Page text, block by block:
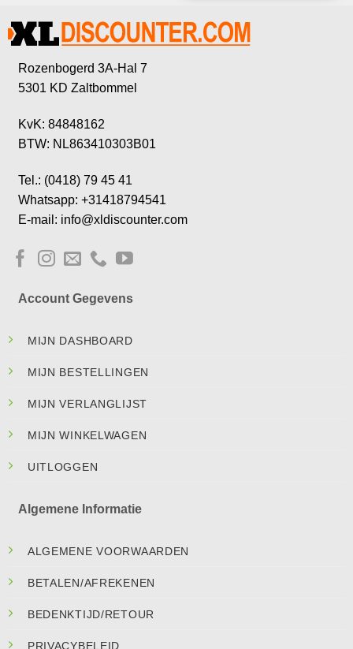
Rozenbogerd 3A-Hal 7
5301 KD Zaltbommel
KvK: 84848162
BTW: NL863410303B01
Tel.: (0418) 79 45 41
Whatsapp: +31418794541
E-mail: info@xldiscounter.com
Account Gegevens
MIJN DASHBOARD
MIJN BESTELLINGEN
MIJN VERLANGLIJST
MIJN WINKELWAGEN
UITLOGGEN
Algemene Informatie
ALGEMENE VOORWAARDEN
BETALEN/AFREKENEN
BEDENKTIJD/RETOUR
PRIVACYBELEID